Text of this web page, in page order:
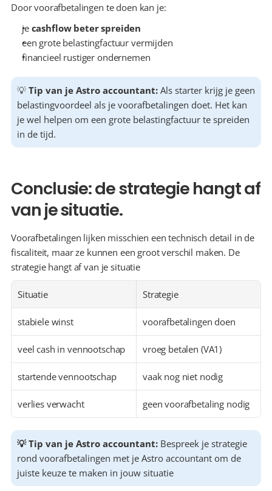
Door voorafbetalingen te doen kan je:
je cashflow beter spreiden
een grote belastingfactuur vermijden
financieel rustiger ondernemen
💡 Tip van je Astro accountant: Als starter krijg je geen
belastingvoordeel als je voorafbetalingen doet. Het kan
je wel helpen om een grote belastingfactuur te spreiden
in de tijd.
Conclusie: de strategie hangt af
van je situatie.
Voorafbetalingen lijken misschien een technisch detail in de
fiscaliteit, maar ze kunnen een groot verschil maken. De
strategie hangt af van je situatie
Situatie Strategie
stabiele winst voorafbetalingen doen
veel cash in vennootschap vroeg betalen (VA1)
startende vennootschap vaak nog niet nodig
verlies verwacht geen voorafbetaling nodig
💡 Tip van je Astro accountant: Bespreek je strategie
rond voorafbetalingen met je Astro accountant om de
juiste keuze te maken in jouw situatie